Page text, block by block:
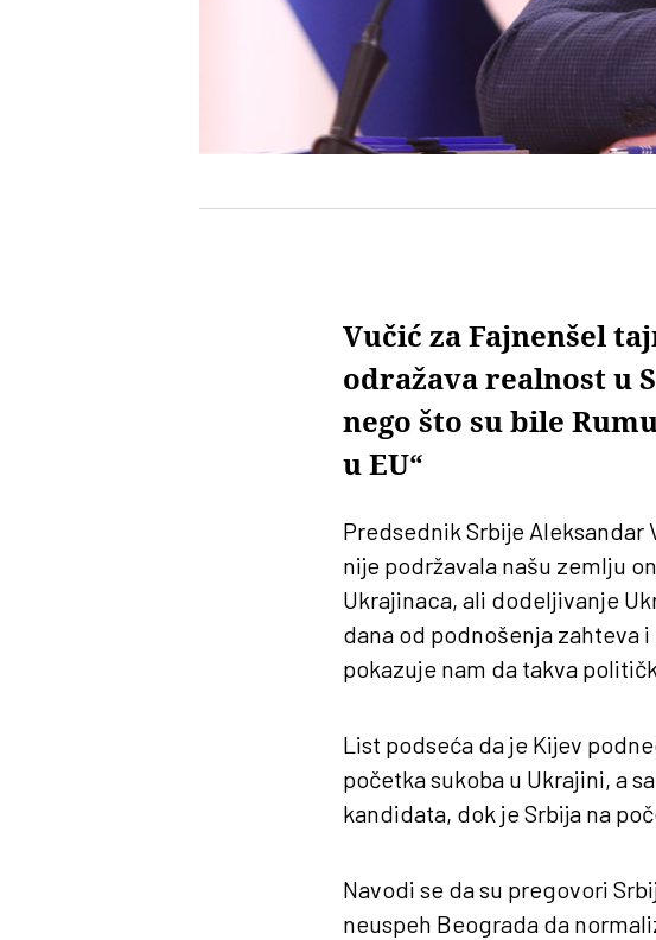
Vučić za Fajnenšel
odražava realnost u
nego što su bile
u EU“
Predsednik Srbije Aleksandar
nije podržavala našu zemlju
Ukrajinaca, ali dodeljivanje
dana od podnošenja zahteva
pokazuje nam da takva
List podseća da je Kijev
početka sukoba u Ukrajini, a
kandidata, dok je Srbija na
Navodi se da su pregovori
neuspeh Beograda da